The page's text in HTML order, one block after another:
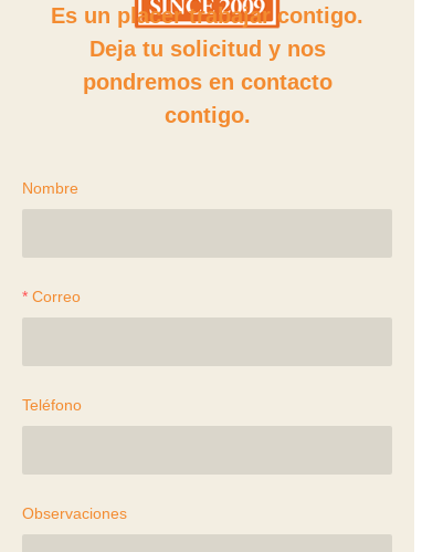
Es un placer trabajar contigo.
Deja tu solicitud y nos
pondremos en contacto
contigo.
Nombre
Correo
Teléfono
Observaciones